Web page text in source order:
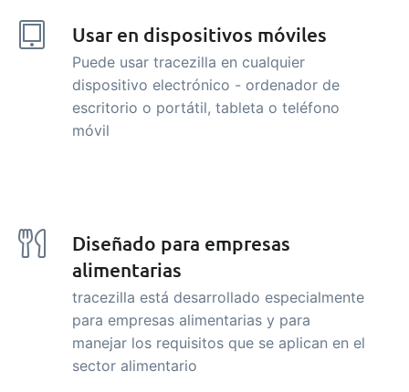
Usar en dispositivos móviles
Puede usar tracezilla en cualquier
dispositivo electrónico - ordenador de
escritorio o portátil, tableta o teléfono
móvil
Diseñado para empresas
alimentarias
tracezilla está desarrollado especialmente
para empresas alimentarias y para
manejar los requisitos que se aplican en el
sector alimentario